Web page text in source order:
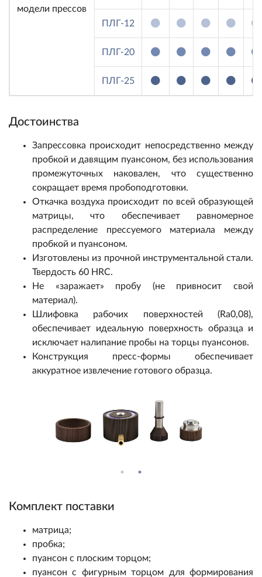
модели прессов
ПЛГ-12
ПЛГ-20
ПЛГ-25
Достоинства
Запрессовка происходит непосредственно между
пробкой и давящим пуансоном, без использования
промежуточных наковален, что существенно
сокращает время пробоподготовки.
Откачка воздуха происходит по всей образующей
матрицы, что обеспечивает равномерное
распределение прессуемого материала между
пробкой и пуансоном.
Изготовлены из прочной инструментальной стали.
Твердость 60 HRC.
Не «заражает» пробу (не привносит свой
материал).
Шлифовка рабочих поверхностей (Ra0,08),
обеспечивает идеальную поверхность образца и
исключает налипание пробы на торцы пуансонов.
Конструкция пресс-формы обеспечивает
аккуратное извлечение готового образца.
Комплект поставки
матрица;
пробка;
пуансон с плоским торцом;
пуансон с фигурным торцом для формирования